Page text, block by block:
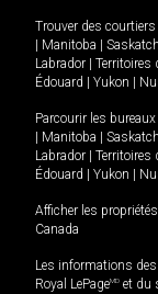
Trouver des courtiers
Manitoba
Labrador
Territoires
Édouard
Yukon
Parcourir les bureaux
Manitoba
Labrador
Territoires
Édouard
Yukon
Afficher les
Canada
Les informations
Royal LePageMD et du